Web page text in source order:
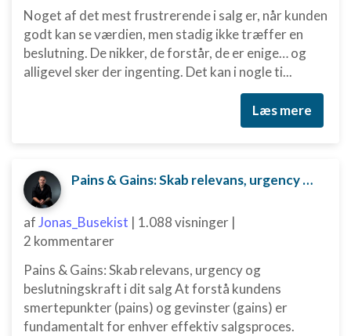
Noget af det mest frustrerende i salg er, når kunden
godt kan se værdien, men stadig ikke træffer en
beslutning. De nikker, de forstår, de er enige… og
alligevel sker der ingenting. Det kan i nogle ti...
Læs mere
Pains & Gains: Skab relevans, urgency og beslutningskraft i dit salg
afJonas_Busekist | 1.088 visninger |
2 kommentarer
Pains & Gains: Skab relevans, urgency og
beslutningskraft i dit salg At forstå kundens
smertepunkter (pains) og gevinster (gains) er
fundamentalt for enhver effektiv salgsproces.
Udvikle og forbedre tjenester
Bruge begrænsede oplysninger til at vælge
indhold
anmodede oplysninger
Ikke-IAB-behandlingsformål:
Nødvendig
Funktionel
Annoncering / marketing